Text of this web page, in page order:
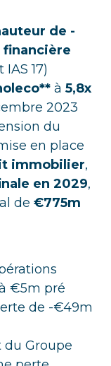
de -
IAS 17)
à 5,8x
2023
du
en place
immobilier,
en 2029,
de €775m
€5m pré
de -€49m
du Groupe